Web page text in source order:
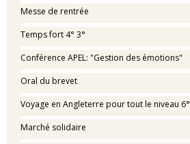
Messe de rentrée
Temps fort 4° 3°
Conférence APEL: "Gestion des émotions"
Oral du brevet
Voyage en Angleterre pour tout le niveau 6°
Marché solidaire